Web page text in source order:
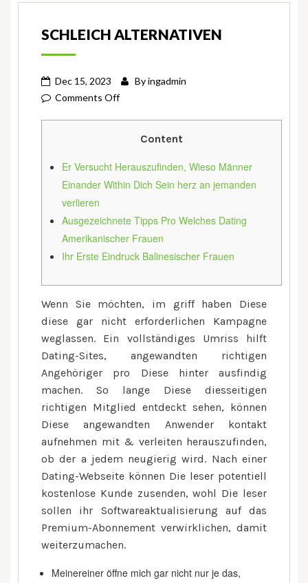
SCHLEICH ALTERNATIVEN
Dec 15, 2023 Byingadmin
Comments Offon
Content
Er Versucht Herauszufinden, Wieso Männer
Einander Within Dich Sein herz an jemanden
verlieren
Ausgezeichnete Tipps Pro Welches Dating
Amerikanischer Frauen
Ihr Erste Eindruck Balinesischer Frauen
Wenn Sie möchten, im griff haben Diese
diese gar nicht erforderlichen Kampagne
weglassen. Ein vollständiges Umriss hilft
Dating-Sites, angewandten richtigen
Angehöriger pro Diese hinter ausfindig
machen. So lange Diese diesseitigen
richtigen Mitglied entdeckt sehen, können
Diese angewandten Anwender kontakt
aufnehmen mit & verleiten herauszufinden,
ob der a jedem neugierig wird. Nach einer
Dating-Webseite können Die leser potentiell
kostenlose Kunde zusenden, wohl Die leser
sollen ihr Softwareaktualisierung auf das
Premium-Abonnement verwirklichen, damit
weiterzumachen.
Meinereiner öffne mich gar nicht nur je das,